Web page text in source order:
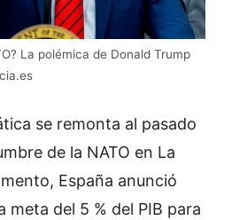
La polémica de Donald Trump
se remonta al pasado
de la NATO en La
España anunció
meta del 5 % del PIB para